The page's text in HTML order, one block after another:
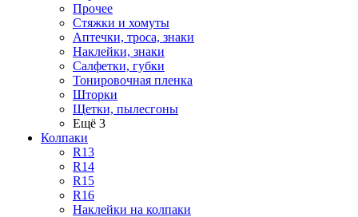
Прочее
Стяжки и хомуты
Аптечки, троса, знаки
Наклейки, знаки
Салфетки, губки
Тонировочная пленка
Шторки
Щетки, пылесгоны
Ещё 3
Колпаки
R13
R14
R15
R16
Наклейки на колпаки